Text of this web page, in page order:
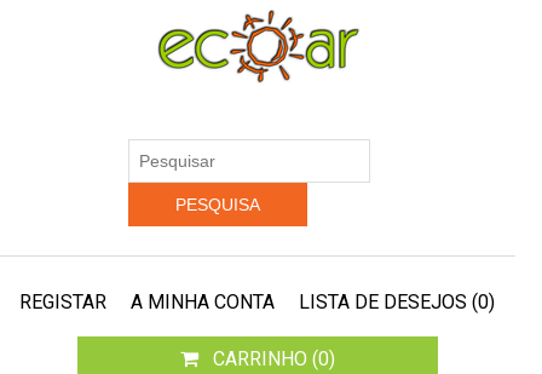
REGISTAR A MINHA CONTA LISTA DE DESEJOS (0)
CARRINHO (0)